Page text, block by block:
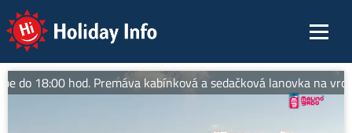
Holiday Info
18:00 hod. Premáva kabínková a sedačková lanovka na